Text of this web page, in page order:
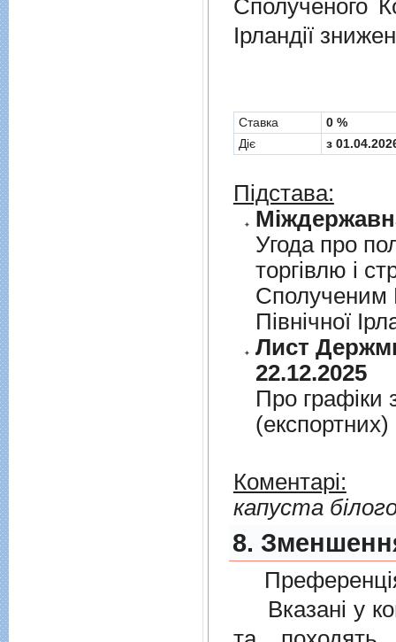
Сполученого
Ірландії
Cтавка
0 %
Діє
з
Підстава:
Угода про
торгiвлю i
Сполученим
Пiвнiчної
Лист
22.12.2025
Про графiки
Коментарі:
капуста
8.
Вказані у